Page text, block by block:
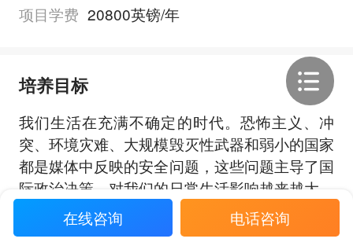
项目学费 20800英镑/年
培养目标
我们生活在充满不确定的时代。恐怖主义、冲
突、环境灾难、大规模毁灭性武器和弱小的国家
都是媒体中反映的安全问题，这些问题主导了国
际政治决策，对我们的日常生活影响越来越大。
伦敦大学皇家霍洛威学院国际安全理学硕士项目
为任何对跨国安全问题感兴趣的人士提供有关该
在线咨询 电话咨询